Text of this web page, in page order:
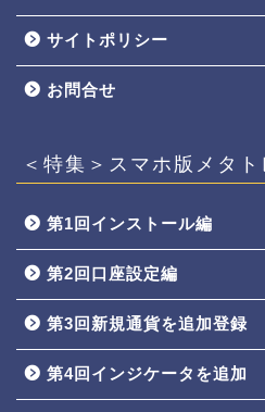
サイトポリシー
お問合せ
＜特集＞スマホ版メタ
第1回インストール編
第2回口座設定編
第3回新規通貨を追加登録
第4回インジケータを追加